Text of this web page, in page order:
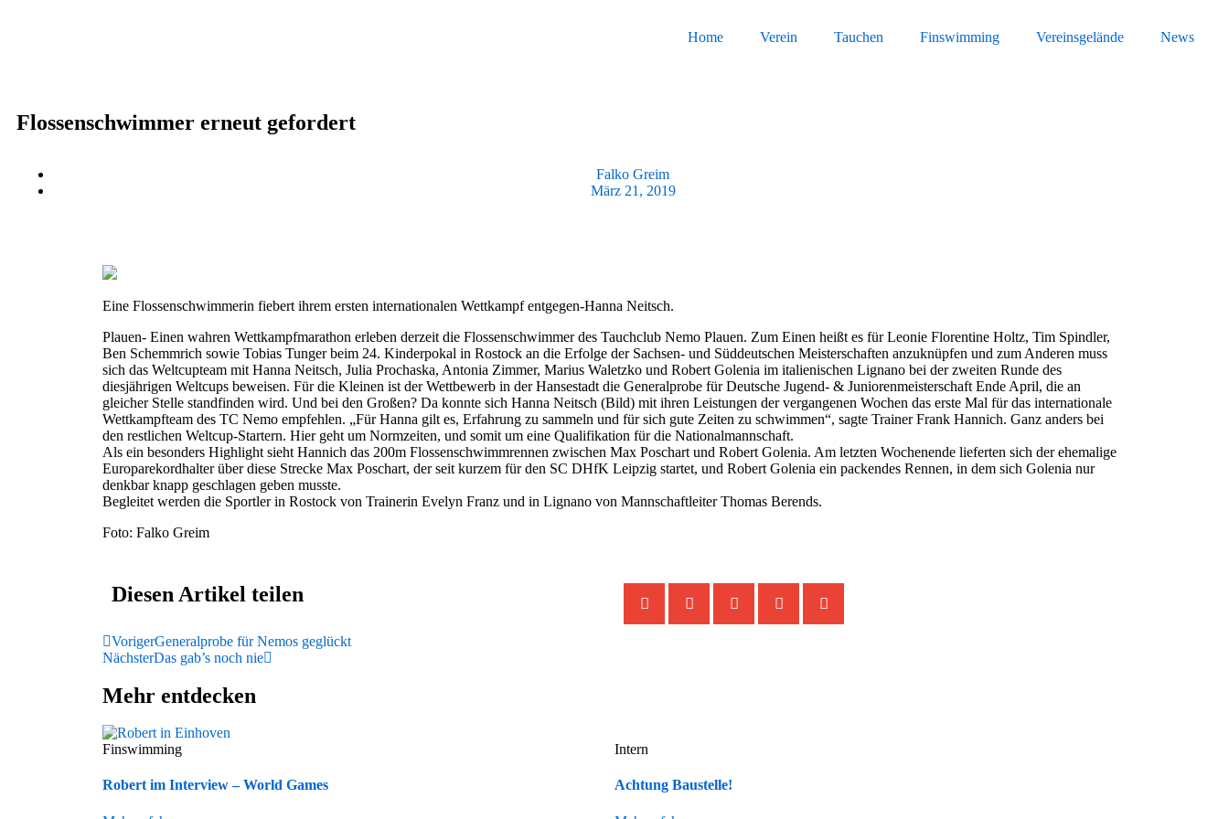
Home Verein Tauchen Finswimming Vereinsgelände News
Flossenschwimmer erneut gefordert
Falko Greim
März 21, 2019
Eine Flossenschwimmerin fiebert ihrem ersten internationalen Wettkampf entgegen-Hanna Neitsch.
Plauen- Einen wahren Wettkampfmarathon erleben derzeit die Flossenschwimmer des Tauchclub Nemo Plauen. Zum Einen heißt es für Leonie Florentine Holtz, Tim Spindler,
Ben Schemmrich sowie Tobias Tunger beim 24. Kinderpokal in Rostock an die Erfolge der Sachsen- und Süddeutschen Meisterschaften anzuknüpfen und zum Anderen muss
sich das Weltcupteam mit Hanna Neitsch, Julia Prochaska, Antonia Zimmer, Marius Waletzko und Robert Golenia im italienischen Lignano bei der zweiten Runde des
diesjährigen Weltcups beweisen. Für die Kleinen ist der Wettbewerb in der Hansestadt die Generalprobe für Deutsche Jugend- & Juniorenmeisterschaft Ende April, die an
gleicher Stelle standfinden wird. Und bei den Großen? Da konnte sich Hanna Neitsch (Bild) mit ihren Leistungen der vergangenen Wochen das erste Mal für das internationale
Wettkampfteam des TC Nemo empfehlen. „Für Hanna gilt es, Erfahrung zu sammeln und für sich gute Zeiten zu schwimmen“, sagte Trainer Frank Hannich. Ganz anders bei
den restlichen Weltcup-Startern. Hier geht um Normzeiten, und somit um eine Qualifikation für die Nationalmannschaft.
Als ein besonders Highlight sieht Hannich das 200m Flossenschwimmrennen zwischen Max Poschart und Robert Golenia. Am letzten Wochenende lieferten sich der ehemalige
Europarekordhalter über diese Strecke Max Poschart, der seit kurzem für den SC DHfK Leipzig startet, und Robert Golenia ein packendes Rennen, in dem sich Golenia nur
denkbar knapp geschlagen geben musste.
Begleitet werden die Sportler in Rostock von Trainerin Evelyn Franz und in Lignano von Mannschaftleiter Thomas Berends.
Foto: Falko Greim
Diesen Artikel teilen
VorigerGeneralprobe für Nemos geglückt
NächsterDas gab’s noch nie
Mehr entdecken
Finswimming
Robert im Interview – World Games
Intern
Achtung Baustelle!